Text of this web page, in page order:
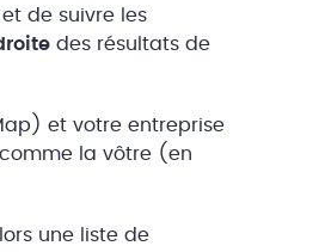
et de suivre les
des résultats de
et votre entreprise
la vôtre (en
une liste de